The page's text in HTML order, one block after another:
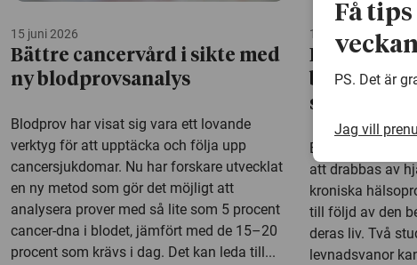
15 juni 2026
Bättre cancervård i sikte med
ny blodprovsanalys
Blodprov har visat sig vara ett lovande
verktyg för att upptäcka och följa upp
cancersjukdomar. Nu har forskare utvecklat
en ny metod som gör det möjligt att
analysera prover med så lite som 5 procent
cancer-dna i blodet, jämfört med de 15–20
procent som krävs i dag. Det kan leda till...
1 juni 2026
senare
Barn som
att drabbas av
kroniska
till följd av den
deras liv. Två
levnadsvanor
Få
PS. Det är
Jag vill